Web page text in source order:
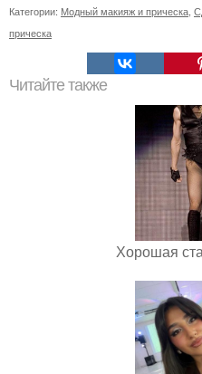
Категории: Модный макияж и прическа
прическа
Читайте также
Хорошая